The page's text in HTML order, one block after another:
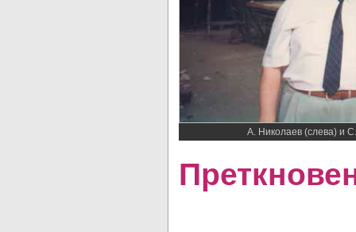
А. Николаев (слева) и